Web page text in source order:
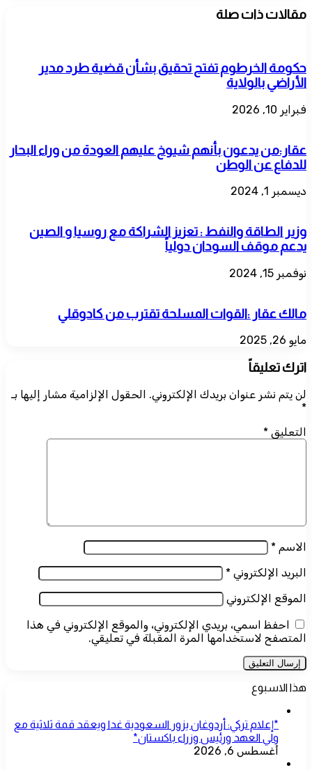
مقالات ذات صلة
حكومة الخرطوم تفتح تحقيق بشأن قضية طرد مدير
الأراضي بالولاية
فبراير 10, 2026
عقار:من يدعون بأنهم شيوخ عليهم العودة من وراء البحار
للدفاع عن الوطن
ديسمبر 1, 2024
وزير الطاقة والنفط : تعزيز الشراكة مع روسيا و الصين
يدعم موقف السودان دولياً
نوفمبر 15, 2024
مالك عقار :القوات المسلحة تقترب من كادوقلي
مايو 26, 2025
اترك تعليقاً
لن يتم نشر عنوان بريدك الإلكتروني. الحقول الإلزامية مشار إليها بـ
*
التعليق *
الاسم *
البريد الإلكتروني *
الموقع الإلكتروني
احفظ اسمي، بريدي الإلكتروني، والموقع الإلكتروني في هذا
المتصفح لاستخدامها المرة المقبلة في تعليقي.
هذا الاسبوع
*إعلام تركي: أردوغان يزور السعودية غدا ويعقد قمة ثلاثية مع
ولي العهد ورئيس وزراء باكستان*
أغسطس 6, 2026